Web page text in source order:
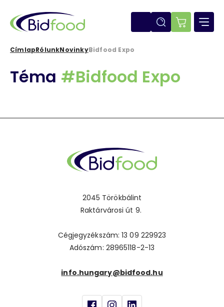
tartalomra
E-
CímlapRólunkNovinkyBidfood Expo
Téma #Bidfood Expo
2045 Törökbálint
Raktárvárosi út 9.
Cégjegyzékszám: 13 09 229923
Adószám: 28965118-2-13
info.hungary@bidfood.hu